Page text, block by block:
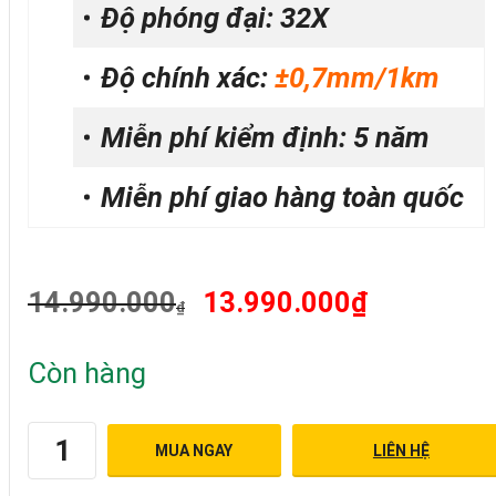
Độ phóng đại: 32X
Độ chính xác: ±0,7mm/1km
Miễn phí kiểm định: 5 năm
Miễn phí giao hàng toàn quốc
14.990.000₫
Original
price
13.990.000₫Current
Còn hàng
MÁY
MUA NGAY LIÊN HỆ